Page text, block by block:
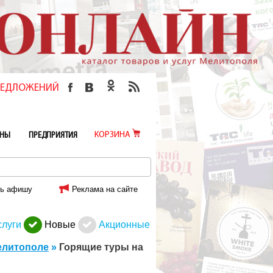
ПРЕДПРИЯТИЯ КОРЗИНА
афишу Реклама на сайте
Новые Акционные
» Горящие туры на